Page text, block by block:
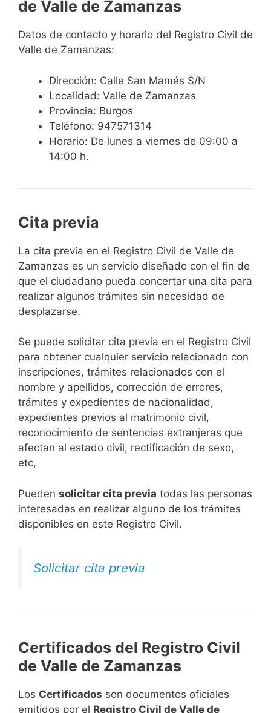
de Valle de Zamanzas
Datos de contacto y horario del Registro Civil de
Valle de Zamanzas:
Dirección: Calle San Mamés S/N
Localidad: Valle de Zamanzas
Provincia: Burgos
Teléfono: 947571314
Horario: De lunes a viernes de 09:00 a
14:00 h.
Cita previa
​​​​​​​​​​​​​​​​​​​​​​​​​​​​La cita previa en el Registro Civil de Valle de
Zamanzas es un servicio diseñado con el fin de
que el ciudadano pueda concertar una cita para
realizar algunos trámites sin necesidad de
desplazarse.​
Se puede solicitar cita previa en el Registro Civil
para obtener cualquier servicio relacionado con
inscripciones, trámites relacionados con el
nombre y apellidos, corrección de errores,
trámites y expedientes de nacionalidad,
expedientes previos al matrimonio civil,
reconocimiento de sentencias extranjeras que
afectan al estado civil, rectificación de sexo,
etc,
​Pueden solicitar cita previa todas las personas
interesadas en realizar alguno de los trámites
disponibles en este Registro Civil.​
Solicitar cita previa
Certificados del Registro Civil
de Valle de Zamanzas
Los Certificados son documentos oficiales
emitidos por el Registro Civil de Valle de